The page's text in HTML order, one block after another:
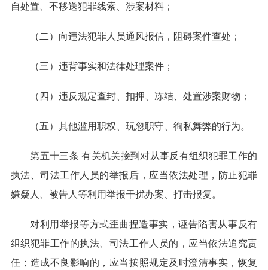
自处置、不移送犯罪线索、涉案材料；
（二）向违法犯罪人员通风报信，阻碍案件查处；
（三）违背事实和法律处理案件；
（四）违反规定查封、扣押、冻结、处置涉案财物；
（五）其他滥用职权、玩忽职守、徇私舞弊的行为。
第五十三条 有关机关接到对从事反有组织犯罪工作的
执法、司法工作人员的举报后，应当依法处理，防止犯罪
嫌疑人、被告人等利用举报干扰办案、打击报复。
对利用举报等方式歪曲捏造事实，诬告陷害从事反有
组织犯罪工作的执法、司法工作人员的，应当依法追究责
任；造成不良影响的，应当按照规定及时澄清事实，恢复